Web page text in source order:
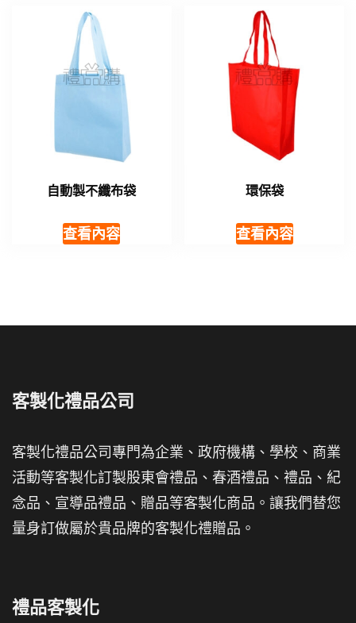
自動製不纖布袋
查看內容
環保袋
查看內容
客製化禮品公司
客製化禮品公司專門為企業、政府機構、學校、商業
活動等客製化訂製股東會禮品、春酒禮品、禮品、紀
念品、宣導品禮品、贈品等客製化商品。讓我們替您
量身訂做屬於貴品牌的客製化禮贈品。
禮品客製化